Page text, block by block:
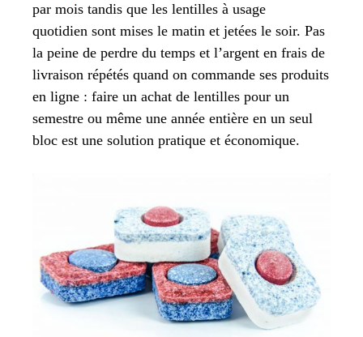
par mois tandis que les lentilles à usage
quotidien sont mises le matin et jetées le soir. Pas
la peine de perdre du temps et l’argent en frais de
livraison répétés quand on commande ses produits
en ligne : faire un achat de lentilles pour un
semestre ou même une année entière en un seul
bloc est une solution pratique et économique.